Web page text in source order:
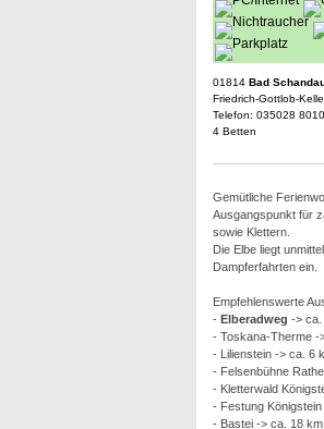
01814 Bad
Friedrich-Gottlob-
Telefon: 035028
4 Betten
Gemütliche
Ausgangspunkt für
sowie Klettern.
Die Elbe liegt
Dampferfahrten ein.
Empfehlenswerte
- Elberadweg -> ca.
- Toskana-Therme -
- Lilienstein -> ca. 6
- Felsenbühne
- Kletterwald
- Festung
- Bastei -> ca. 18 km